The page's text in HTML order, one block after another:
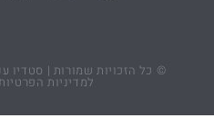
© כל הזכויות שמורות | סטדיו
למדיניות הפרטיות